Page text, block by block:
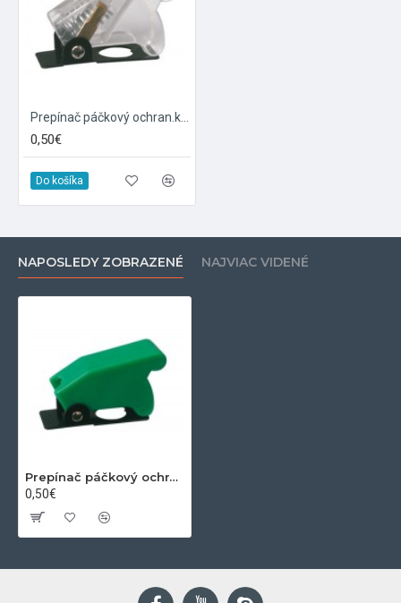
0,50€
Do košíka
NAPOSLEDY ZOBRAZENÉ NAJVIAC VIDENÉ
Prepínač páčkový ochran.kryt - zelený
0,50€